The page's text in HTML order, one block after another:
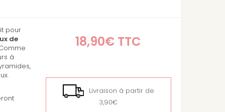
pour
de
à
18,90€ TTC
Livraison à partir de
3,90€